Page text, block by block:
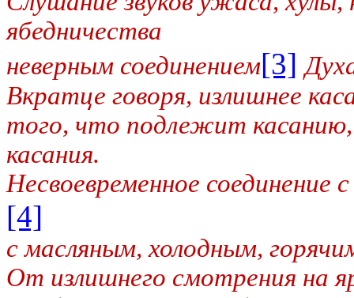
ябедничества
неверным соединением[3]
Вкратце говоря, излишнее
того, что подлежит
касания.
Несвоевременное
[4]
с масляным, холодным,
От излишнего смотрения на